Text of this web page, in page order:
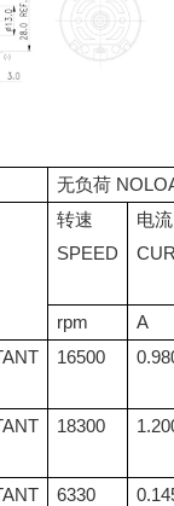
无负荷
转速
SPEED
电流
rpm
A
16500
18300
6330